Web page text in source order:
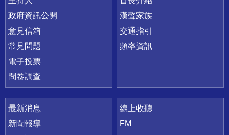
政府資訊公開
意見信箱
常見問題
電子投票
問卷調查
漢聲家族
交通指引
頻率資訊
最新消息
新聞報導
線上收聽
FM